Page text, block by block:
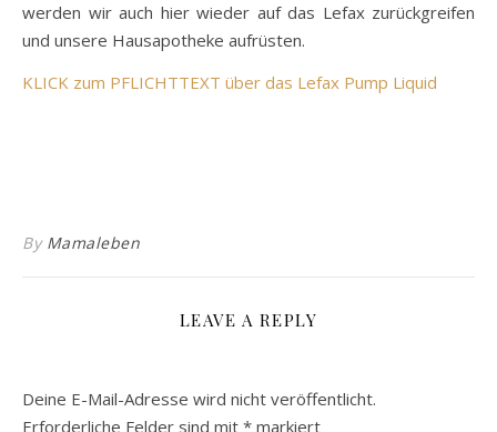
werden wir auch hier wieder auf das Lefax zurückgreifen
und unsere Hausapotheke aufrüsten.
KLICK zum PFLICHTTEXT über das Lefax Pump Liquid
By Mamaleben
LEAVE A REPLY
Deine E-Mail-Adresse wird nicht veröffentlicht.
Erforderliche Felder sind mit * markiert